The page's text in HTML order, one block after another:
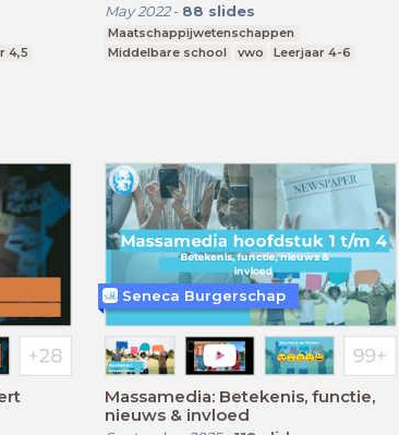
4,5
May 2022- 88 slides
Maatschappijwetenschappen
Middelbare school
vwo Leerjaar 4-6
Massamedia: Betekenis, functie,
nieuws & invloed
Seneca Burgerschap